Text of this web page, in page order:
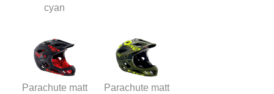
cyan
Parachute matt
Parachute matt